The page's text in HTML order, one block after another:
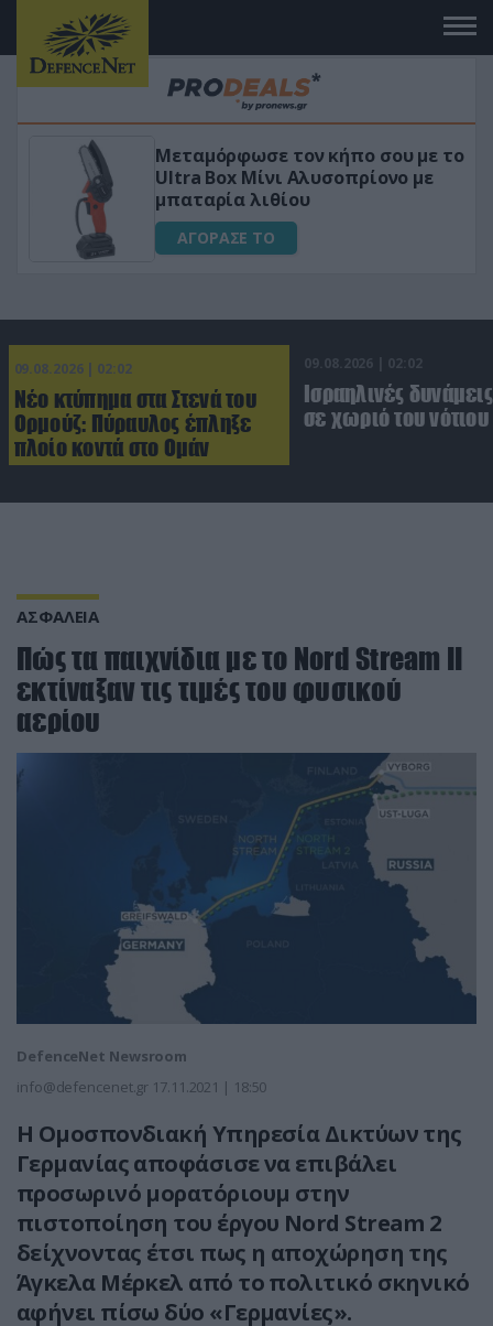
Μεταμόρφωσε τον κήπο σου με το
Ultra Box Μίνι Αλυσοπρίονο με
μπαταρία λιθίου
ΑΓΟΡΑΣΕ ΤΟ
09.08.2026 | 02:02
Νέο κτύπημα στα Στενά του
Ορμούζ: Πύραυλος έπληξε
πλοίο κοντά στο Ομάν
09.08.2026 | 02:02
Ισραηλινές
σε χωριό του
ΑΣΦΑΛΕΙΑ
Πώς τα παιχνίδια με το Nord Stream II
εκτίναξαν τις τιμές του φυσικού
αερίου
DefenceNet Newsroom
info@defencenet.gr 17.11.2021 | 18:50
Η Ομοσπονδιακή Υπηρεσία Δικτύων της
Γερμανίας αποφάσισε να επιβάλει
προσωρινό μορατόριουμ στην
πιστοποίηση του έργου Nord Stream 2
δείχνοντας έτσι πως η αποχώρηση της
Άγκελα Μέρκελ από το πολιτικό σκηνικό
αφήνει πίσω δύο «Γερμανίες».